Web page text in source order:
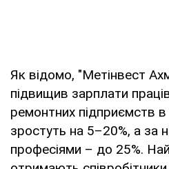
Як відомо, "Метінвест
підвищив зарплати
ремонтних підприємств в
зростуть на 5–20%, а за
професіями – до 25%.